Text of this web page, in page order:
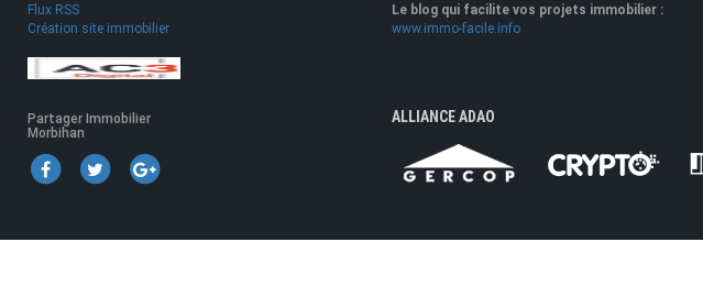
Flux RSS
Création site immobilier
Partager Immobilier
Morbihan
Le blog qui facilite vos projets immobilier :
www.immo-facile.info
ALLIANCE ADAO